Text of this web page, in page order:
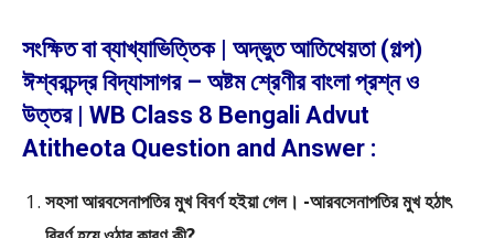
সংক্ষিত বা ব্যাখ্যাভিত্তিক | অদ্ভুত আতিথেয়তা (গল্প)
ঈশ্বরচন্দ্র বিদ্যাসাগর – অষ্টম শ্রেণীর বাংলা প্রশ্ন ও
উত্তর | WB Class 8 Bengali Advut
Atitheota Question and Answer :
সহসা আরবসেনাপতির মুখ বিবর্ণ হইয়া গেল। -আরবসেনাপতির মুখ হঠাৎ